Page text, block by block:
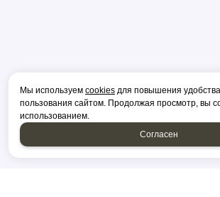
Мы используем cookies для повышения
пользования сайтом. Продолжая просмотр, вы
использованием.
Согласен